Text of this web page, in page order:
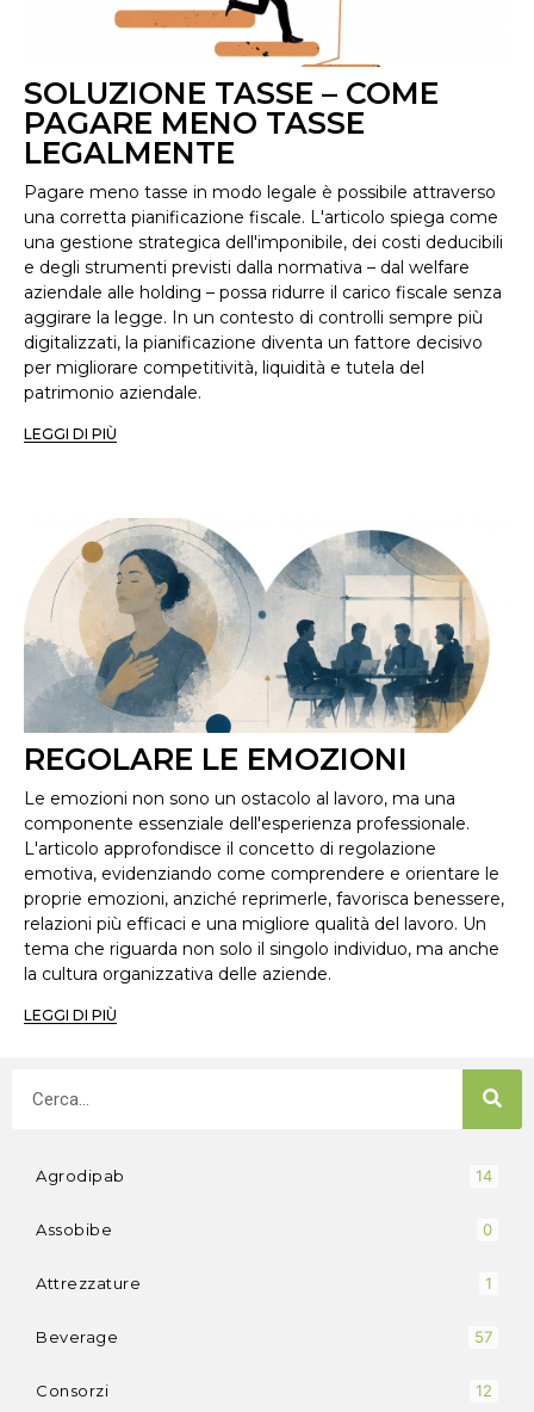
SOLUZIONE TASSE – COME
PAGARE MENO TASSE
LEGALMENTE
Pagare meno tasse in modo legale è possibile attraverso
una corretta pianificazione fiscale. L'articolo spiega come
una gestione strategica dell'imponibile, dei costi deducibili
e degli strumenti previsti dalla normativa – dal welfare
aziendale alle holding – possa ridurre il carico fiscale senza
aggirare la legge. In un contesto di controlli sempre più
digitalizzati, la pianificazione diventa un fattore decisivo
per migliorare competitività, liquidità e tutela del
patrimonio aziendale.
LEGGI DI PIÙ
REGOLARE LE EMOZIONI
Le emozioni non sono un ostacolo al lavoro, ma una
componente essenziale dell'esperienza professionale.
L'articolo approfondisce il concetto di regolazione
emotiva, evidenziando come comprendere e orientare le
proprie emozioni, anziché reprimerle, favorisca benessere,
relazioni più efficaci e una migliore qualità del lavoro. Un
tema che riguarda non solo il singolo individuo, ma anche
la cultura organizzativa delle aziende.
LEGGI DI PIÙ
Agrodipab 14
Assobibe 0
Attrezzature 1
Beverage 57
Consorzi 12